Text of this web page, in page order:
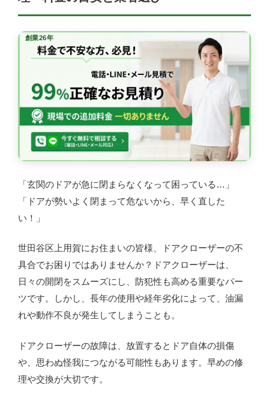
創業26年
「玄関のドアが急に閉まらなくなって困っている…」
「ドアが勢いよく閉まって危ないから、早く直した
い！」
世田谷区上用賀にお住まいの皆様、ドアクローザーの不
具合でお困りではありませんか？ドアクローザーは、
日々の開閉をスムーズにし、防犯性も高める重要なパー
ツです。しかし、長年の使用や経年劣化によって、油漏
れや動作不良が発生してしまうことも。
ドアクローザーの故障は、放置するとドア自体の損傷
や、思わぬ怪我につながる可能性もあります。早めの修
理や交換が大切です。